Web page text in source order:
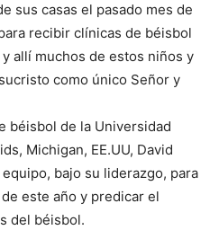
sus casas el pasado mes de
recibir clínicas de béisbol
allí muchos de estos niños y
como único Señor y
béisbol de la Universidad
Michigan, EE.UU, David
bajo su liderazgo, para
este año y predicar el
del béisbol.